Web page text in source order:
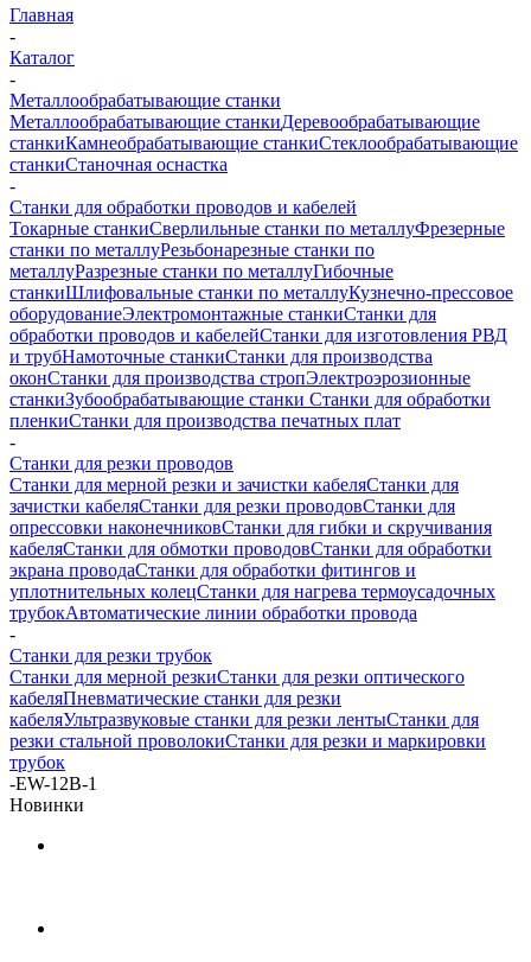
Главная
-
Каталог
-
Металлообрабатывающие станки
Металлообрабатывающие станкиДеревообрабатывающие
станкиКамнеобрабатывающие станкиСтеклообрабатывающие
станкиСтаночная оснастка
-
Станки для обработки проводов и кабелей
Токарные станкиСверлильные станки по металлуФрезерные
станки по металлуРезьбонарезные станки по
металлуРазрезные станки по металлуГибочные
станкиШлифовальные станки по металлуКузнечно-прессовое
оборудованиеЭлектромонтажные станкиСтанки для
обработки проводов и кабелейСтанки для изготовления РВД
и трубНамоточные станкиСтанки для производства
оконСтанки для производства стропЭлектроэрозионные
станкиЗубообрабатывающие станки Станки для обработки
пленкиСтанки для производства печатных плат
-
Станки для резки проводов
Станки для мерной резки и зачистки кабеляСтанки для
зачистки кабеляСтанки для резки проводовСтанки для
опрессовки наконечниковСтанки для гибки и скручивания
кабеляСтанки для обмотки проводовСтанки для обработки
экрана проводаСтанки для обработки фитингов и
уплотнительных колецСтанки для нагрева термоусадочных
трубокАвтоматические линии обработки провода
-
Станки для резки трубок
Станки для мерной резкиСтанки для резки оптического
кабеляПневматические станки для резки
кабеляУльтразвуковые станки для резки лентыСтанки для
резки стальной проволокиСтанки для резки и маркировки
трубок
-EW-12B-1
Новинки